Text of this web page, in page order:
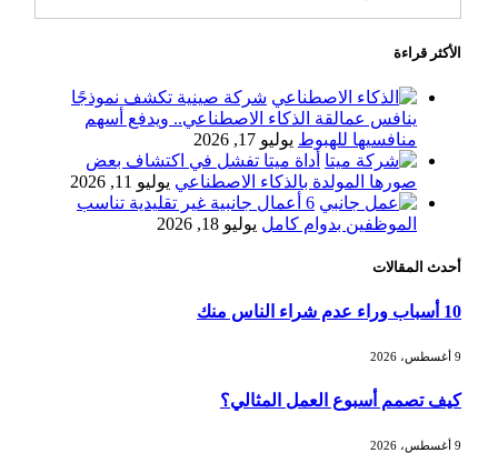
أسعار النفط ترتفع وسط ترقب نتائج
«طيران الرياض» يدشن أولى رحلاته إلى
مومباي ويضيف الوجهة التشغيلية الثامنة
مزاولة الأنشطة المالية عابرة الحدود
تطوير للبيئة الاستثمارية
الذهب يسجل أعلى مستوى في أسبوعين
بدعم من تراجع الدولار
الأكثر قراءة
شركة صينية تكشف نموذجًا
ينافس عمالقة الذكاء الاصطناعي.. ويدفع أسهم
منافسيها للهبوط يوليو 17, 2026
أداة ميتا تفشل في اكتشاف بعض
صورها المولدة بالذكاء الاصطناعي يوليو 11, 2026
6 أعمال جانبية غير تقليدية تناسب
الموظفين بدوام كامل يوليو 18, 2026
أحدث المقالات
10 أسباب وراء عدم شراء الناس منك
9 أغسطس، 2026
كيف تصمم أسبوع العمل المثالي؟
9 أغسطس، 2026